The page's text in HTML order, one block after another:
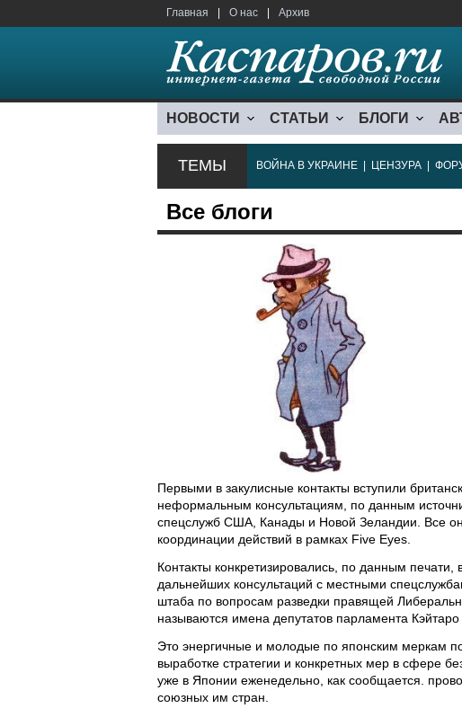
Главная О нас Архив
НОВОСТИ СТАТЬИ БЛОГИ
ТЕМЫ ВОЙНА В УКРАИНЕ ЦЕНЗУРА
Все блоги
Первыми в закулисные контакты вступили
неформальным консультациям, по данным
спецслужб США, Канады и Новой Зеландии. Все
координации действий в рамках Five Eyes.
Контакты конкретизировались, по данным
дальнейших консультаций с местными
штаба по вопросам разведки правящей
называются имена депутатов парламента
Это энергичные и молодые по японским меркам
выработке стратегии и конкретных мер в сфере
уже в Японии еженедельно, как сообщается.
союзных им стран.